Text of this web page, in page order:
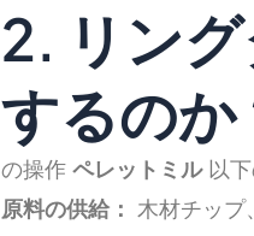
2. リン
するのか
の操作ペレットミル以下
原料の供給： 木材チップ